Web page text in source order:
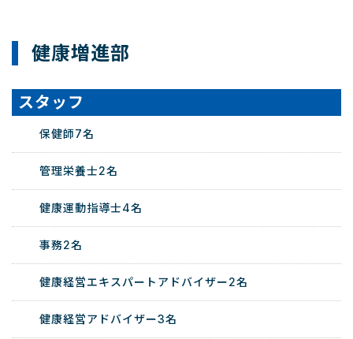
健康増進部
スタッフ
保健師7名
管理栄養士2名
健康運動指導士4名
事務2名
健康経営エキスパートアドバイザー2名
健康経営アドバイザー3名